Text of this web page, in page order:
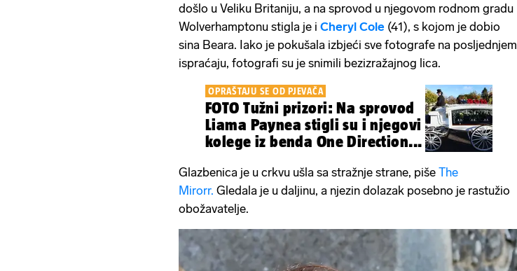
došlo u Veliku Britaniju, a na sprovod u njegovom rodnom gradu
Wolverhamptonu stigla je i Cheryl Cole (41), s kojom je dobio
sina Beara. Iako je pokušala izbjeći sve fotografe na posljednjem
ispraćaju, fotografi su je snimili bezizražajnog lica.
OPRAŠTAJU SE OD PJEVAČA
FOTO Tužni prizori: Na sprovod
Liama Paynea stigli su i njegovi
kolege iz benda One Direction...
Glazbenica je u crkvu ušla sa stražnje strane, piše The
Mirorr. Gledala je u daljinu, a njezin dolazak posebno je rastužio
obožavatelje.